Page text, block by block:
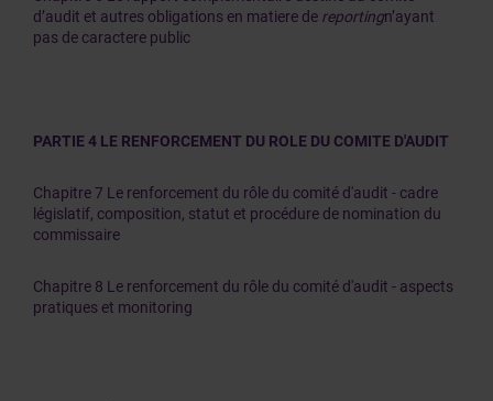
d’audit et autres obligations en matiere de reportingn’ayant
pas de caractere public
PARTIE 4 LE RENFORCEMENT DU ROLE DU COMITE D'AUDIT
Chapitre 7 Le renforcement du rôle du comité d'audit - cadre
législatif, composition, statut et procédure de nomination du
commissaire
Chapitre 8 Le renforcement du rôle du comité d'audit - aspects
pratiques et monitoring